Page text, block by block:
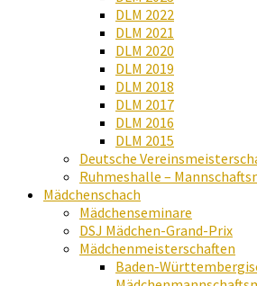
DLM 2022
DLM 2021
DLM 2020
DLM 2019
DLM 2018
DLM 2017
DLM 2016
DLM 2015
Deutsche
Ruhmeshalle –
Mädchenschach
Mädchenseminare
DSJ Mädchen-Grand-Prix
Mädchenmeisterschaften
Baden-